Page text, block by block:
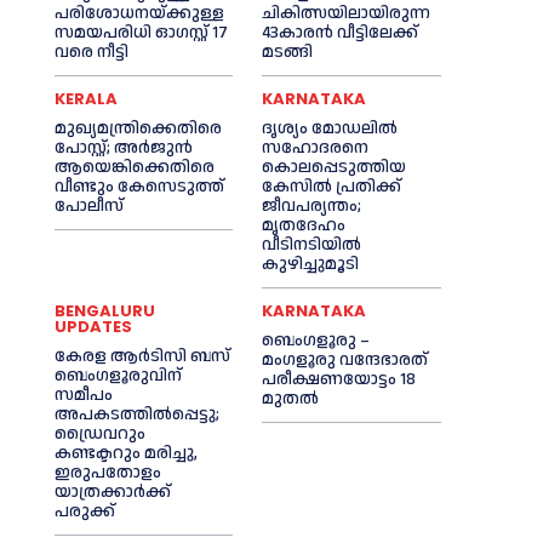
പരിശോധനയ്ക്കുള്ള
സമയപരിധി ഓഗസ്റ്റ് 17
വരെ നീട്ടി
ചികിത്സയിലായിരുന്ന
43കാരന്‍ വീട്ടിലേക്ക്
മടങ്ങി
KERALA
മുഖ്യമന്ത്രിക്കെതിരെ
പോസ്റ്റ്; അര്‍ജുൻ
ആയെങ്കിക്കെതിരെ
വീണ്ടും കേസെടുത്ത്
പോലീസ്
KARNATAKA
ദൃശ്യം മോഡലിൽ
സഹോദരനെ
കൊലപ്പെടുത്തിയ
കേസിൽ പ്രതിക്ക്
ജീവപര്യന്തം;
മൃതദേഹം
വീടിനടിയിൽ
കുഴിച്ചുമൂടി
BENGALURU
UPDATES
കേരള ആർടിസി ബസ്
ബെംഗളൂരുവിന്
സമീപം
അപകടത്തിൽപ്പെട്ടു;
ഡ്രൈവറും
കണ്ടക്ടറും മരിച്ചു,
ഇരുപതോളം
യാത്രക്കാർക്ക്
പരുക്ക്
KARNATAKA
ബെംഗളൂരു –
മംഗളൂരു വന്ദേഭാരത്
പരീക്ഷണയോട്ടം 18
മുതൽ